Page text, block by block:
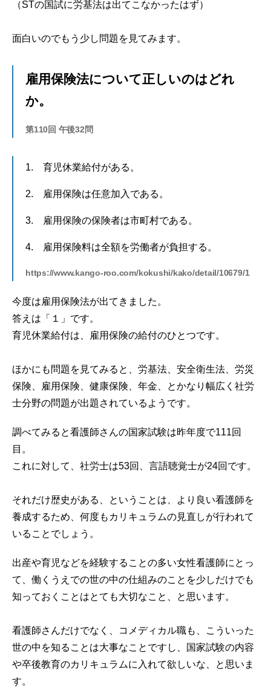
（STの国試に労基法は出てこなかったはず）
面白いのでもう少し問題を見てみます。
雇用保険法について正しいのはどれ
か。
第110回 午後32問
1. 育児休業給付がある。
2. 雇用保険は任意加入である。
3. 雇用保険の保険者は市町村である。
4. 雇用保険料は全額を労働者が負担する。
https://www.kango-roo.com/kokushi/kako/detail/10679/1
今度は雇用保険法が出てきました。
答えは「１」です。
育児休業給付は、雇用保険の給付のひとつです。
ほかにも問題を見てみると、労基法、安全衛生法、労災
保険、雇用保険、健康保険、年金、とかなり幅広く社労
士分野の問題が出題されているようです。
調べてみると看護師さんの国家試験は昨年度で111回
目。
これに対して、社労士は53回、言語聴覚士が24回です。
それだけ歴史がある、ということは、より良い看護師を
養成するため、何度もカリキュラムの見直しが行われて
いることでしょう。
出産や育児などを経験することの多い女性看護師にとっ
て、働くうえでの世の中の仕組みのことを少しだけでも
知っておくことはとても大切なこと、と思います。
看護師さんだけでなく、コメディカル職も、こういった
世の中を知ることは大事なことですし、国家試験の内容
や卒後教育のカリキュラムに入れて欲しいな、と思いま
す。